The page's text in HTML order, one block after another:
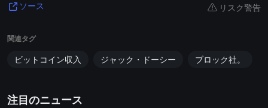
ソース リスク警告
関連タグ
ビットコイン収入 ジャック・ドーシー ブロック社。
注目のニュース